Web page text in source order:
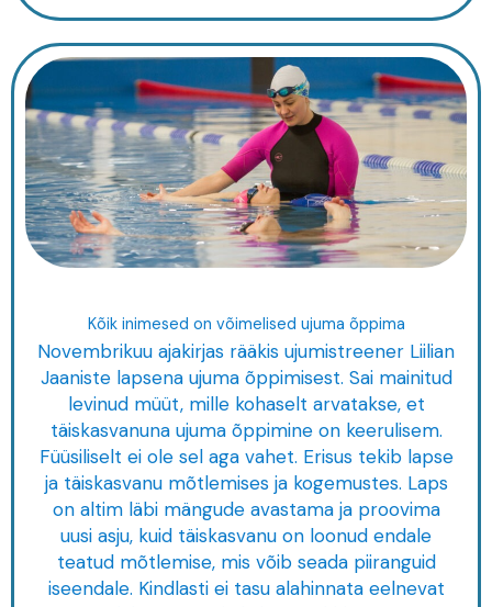
Kõik inimesed on võimelised ujuma õppima
Novembrikuu ajakirjas rääkis ujumistreener Liilian
Jaaniste lapsena ujuma õppimisest. Sai mainitud
levinud müüt, mille kohaselt arvatakse, et
täiskasvanuna ujuma õppimine on keerulisem.
Füüsiliselt ei ole sel aga vahet. Erisus tekib lapse
ja täiskasvanu mõtlemises ja kogemustes. Laps
on altim läbi mängude avastama ja proovima
uusi asju, kuid täiskasvanu on loonud endale
teatud mõtlemise, mis võib seada piiranguid
iseendale. Kindlasti ei tasu alahinnata eelnevat